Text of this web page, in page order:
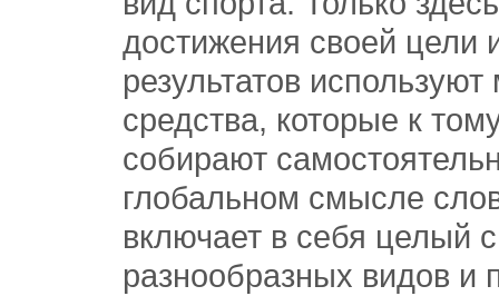
достижения своей цели
результатов
средства, которые к
собирают
глобальном смысле
включает в себя целый
разнообразных видов и